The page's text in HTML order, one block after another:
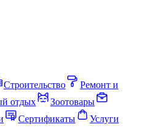
Строительство
Ремонт и
отдых
Зоотовары
Сертификаты
Услуги